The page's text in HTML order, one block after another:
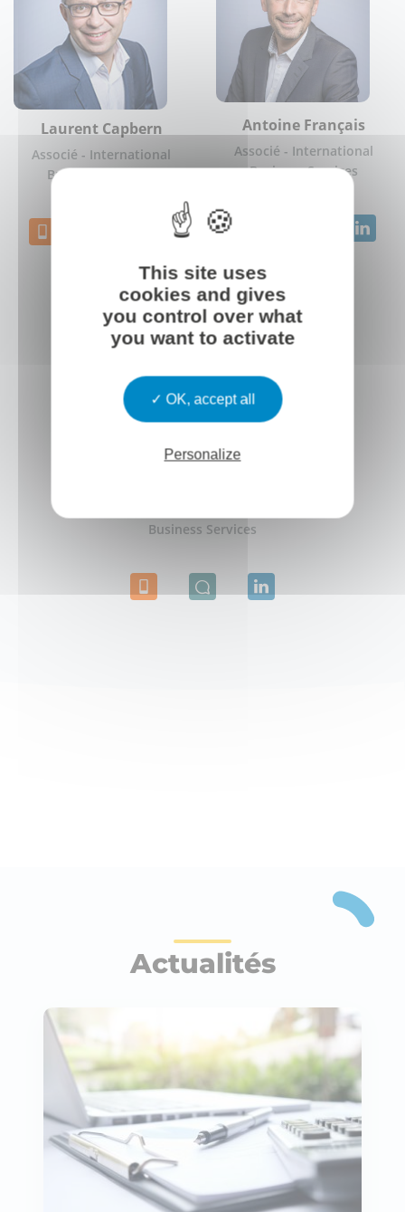
Laurent Capbern
Associé - International
Business Services
Antoine Français
Associé - International
Business Services
Business Services
Actualités
This site uses
cookies and gives
you control over what
you want to activate
OK, accept all
Personalize